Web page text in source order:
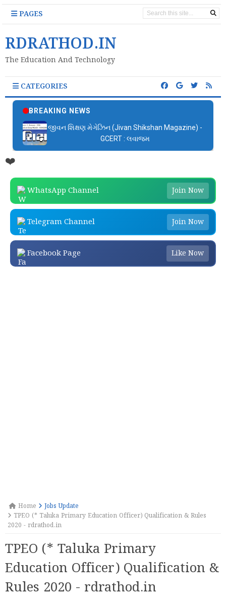
PAGES
RDRATHOD.IN
The Education And Technology
CATEGORIES
BREAKING NEWS
જીવન શિક્ષણ મેગેઝિન (Jivan Shikshan Magazine) -
GCERT : લવાજમ
❤️
WhatsApp Channel Join Now
Telegram Channel Join Now
Facebook Page Like Now
Home
Jobs Update
TPEO (* Taluka Primary Education Officer) Qualification & Rules
2020 - rdrathod.in
TPEO (* Taluka Primary
Education Officer) Qualification &
Rules 2020 - rdrathod.in